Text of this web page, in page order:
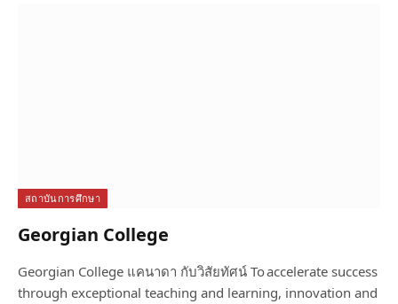
สถาบันการศึกษา
Georgian College
Georgian College แคนาดา กับวิสัยทัศน์ To accelerate success
through exceptional teaching and learning, innovation and